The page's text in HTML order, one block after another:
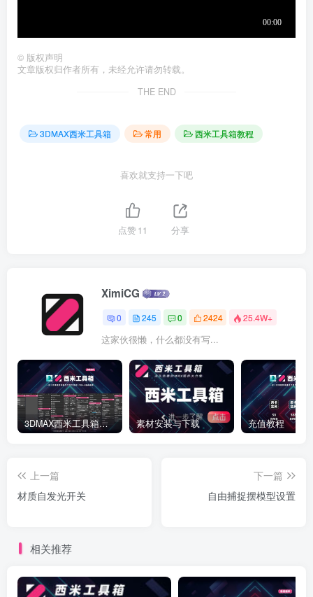
© 版权声明
文章版权归作者所有，未经允许请勿转载。
THE END
3DMAX西米工具箱 常用 西米工具箱教程
喜欢就支持一下吧
点赞11 分享
XimiCG
0 245 0 2424 25.4W+
这家伙很懒，什么都没有写...
3DMAX西米工具箱下载 素材安装与下载 充值教程
上一篇
材质自发光开关
下一篇
自由捕捉摆模型设置
相关推荐